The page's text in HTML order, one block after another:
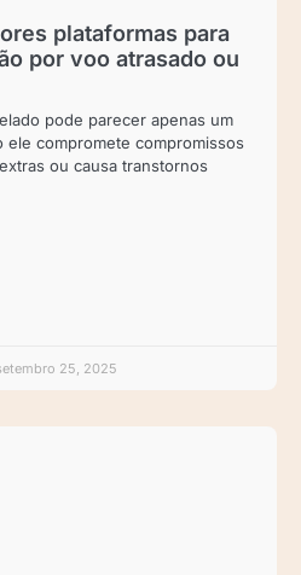
plataformas para
por voo atrasado ou
pode parecer apenas um
ele compromete compromissos
ou causa transtornos
25, 2025